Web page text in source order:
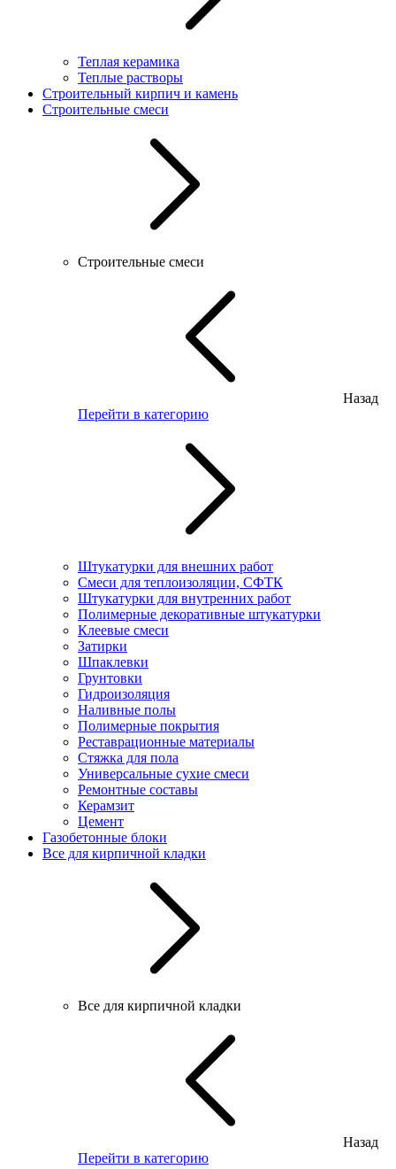
Теплая керамика
Теплые растворы
Строительный кирпич и камень
Строительные смеси
Строительные смеси
Назад
Перейти в категорию
Штукатурки для внешних работ
Смеси для теплоизоляции, СФТК
Штукатурки для внутренних работ
Полимерные декоративные штукатурки
Клеевые смеси
Затирки
Шпаклевки
Грунтовки
Гидроизоляция
Наливные полы
Полимерные покрытия
Реставрационные материалы
Стяжка для пола
Универсальные сухие смеси
Ремонтные составы
Керамзит
Цемент
Газобетонные блоки
Все для кирпичной кладки
Все для кирпичной кладки
Назад
Перейти в категорию